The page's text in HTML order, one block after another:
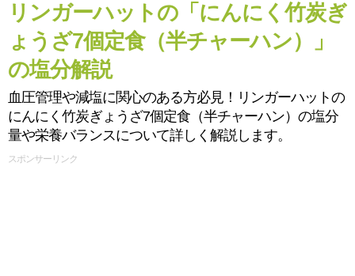
リンガーハットの「にんにく竹炭ぎ
ょうざ7個定食（半チャーハン）」
の塩分解説
血圧管理や減塩に関心のある方必見！リンガーハットの
にんにく竹炭ぎょうざ7個定食（半チャーハン）の塩分
量や栄養バランスについて詳しく解説します。
スポンサーリンク